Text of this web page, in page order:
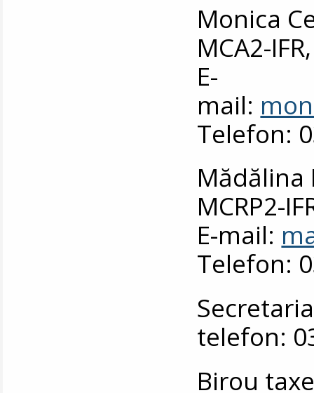
Monica
MCA2-
E-
mail:
Telefon:
Mădălina
MCRP2-
E-mail:
Telefon:
telefon:
Birou